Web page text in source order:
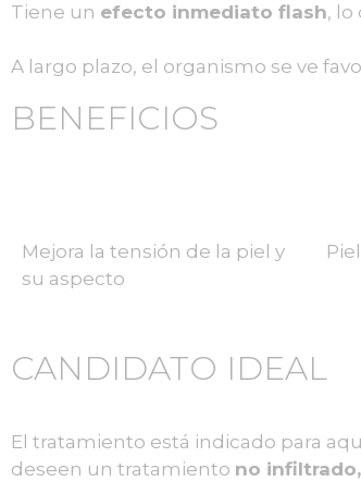
Tiene un efecto inmediato flash, lo
A largo plazo, el organismo se ve
BENEFICIOS
Mejora la tensión de la piel y
su aspecto
CANDIDATO IDEAL
El tratamiento está indicado para
deseen un tratamiento no